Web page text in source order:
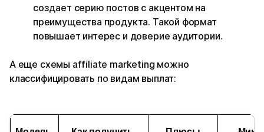
создает серию постов с акцентом на
преимущества продукта. Такой формат
повышает интерес и доверие аудитории.
А еще схемы affiliate marketing можно
классифицировать по видам выплат: